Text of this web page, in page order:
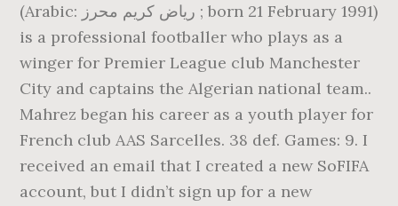
(Arabic: رياض كريم محرز ‎; born 21 February 1991)
is a professional footballer who plays as a
winger for Premier League club Manchester
City and captains the Algerian national team..
Mahrez began his career as a youth player for
French club AAS Sarcelles. 38 def. Games: 9. I
received an email that I created a new SoFIFA
account, but I didn’t sign up for a new